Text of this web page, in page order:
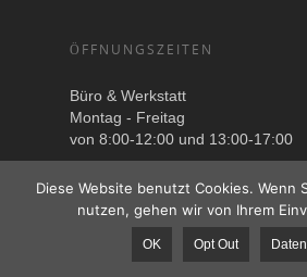
ÖFFNUNGSZEITEN
Büro & Werkstatt
Montag - Freitag
von 8:00-12:00 und 13:00-17:00
Diese Website benutzt Cookies. Wenn
nutzen, gehen wir von Ihrem
OK Opt Out